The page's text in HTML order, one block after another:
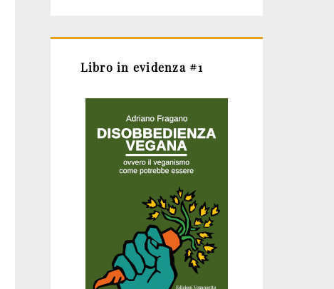
Libro in evidenza #1